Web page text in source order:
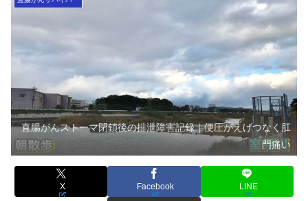
直腸がんストーマ閉鎖後の排泄障害記録｜便圧がえげつなく肛
門痛い
X Facebook LINE